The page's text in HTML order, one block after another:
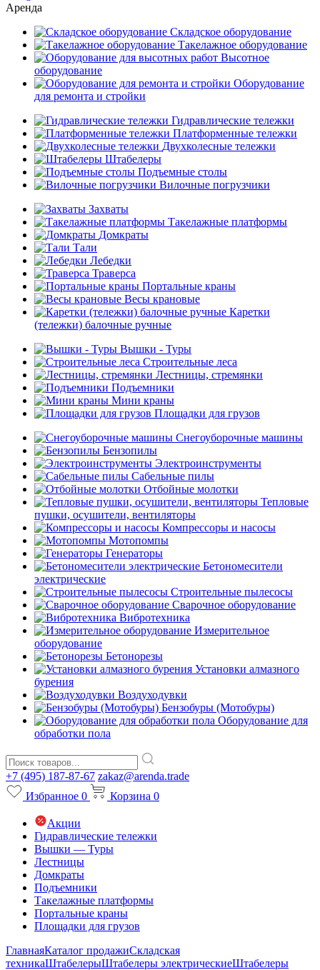
Аренда
Складское оборудование
Такелажное оборудование
Высотное
оборудование
Оборудование
для ремонта и стройки
Гидравлические тележки
Платформенные тележки
Двухколесные тележки
Штабелеры
Подъемные столы
Вилочные погрузчики
Захваты
Такелажные платформы
Домкраты
Тали
Лебедки
Траверса
Портальные краны
Весы крановые
Каретки
(тележки) балочные ручные
Вышки - Туры
Строительные леса
Лестницы, стремянки
Подъемники
Мини краны
Площадки для грузов
Снегоуборочные машины
Бензопилы
Электроинструменты
Сабельные пилы
Отбойные молотки
Тепловые
пушки, осушители, вентиляторы
Компрессоры и насосы
Мотопомпы
Генераторы
Бетономесители
электрические
Строительные пылесосы
Сварочное оборудование
Вибротехника
Измерительное
оборудование
Бетонорезы
Установки алмазного
бурения
Воздуходувки
Бензобуры (Мотобуры)
Оборудование для
обработки пола
+7 (495) 187-87-67 zakaz@arenda.trade
Избранное 0 Корзина 0
Акции
Гидравлические тележки
Вышки — Туры
Лестницы
Домкраты
Подъемники
Такелажные платформы
Портальные краны
Площадки для грузов
ГлавнаяКаталог продажиСкладская
техникаШтабелерыШтабелеры электрическиеШтабелеры